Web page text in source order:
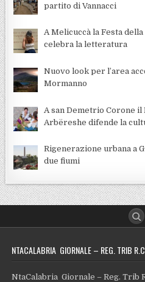
partito di Vannacci
A Melicuccà la Festa
celebra la letteratura
Nuovo look per l’area
Mormanno
A san Demetrio Corone il
Arbëreshe difende la
Rigenerazione urbana a
due fiumi
NTACALABRIA GIORNALE – REG. TRIB
NtaCalabria Giornale – Reg. Trib